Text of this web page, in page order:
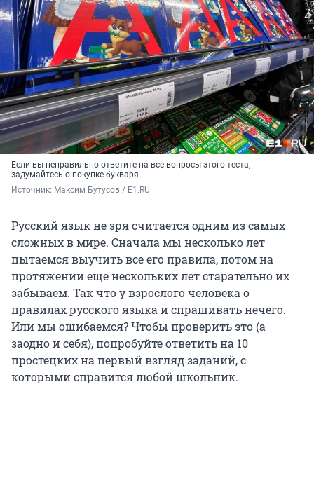
Если вы неправильно ответите на все вопросы этого теста,
задумайтесь о покупке букваря
Источник: Максим Бутусов / E1.RU
Русский язык не зря считается одним из самых
сложных в мире. Сначала мы несколько лет
пытаемся выучить все его правила, потом на
протяжении еще нескольких лет старательно их
забываем. Так что у взрослого человека о
правилах русского языка и спрашивать нечего.
Или мы ошибаемся? Чтобы проверить это (а
заодно и себя), попробуйте ответить на 10
простецких на первый взгляд заданий, с
которыми справится любой школьник.